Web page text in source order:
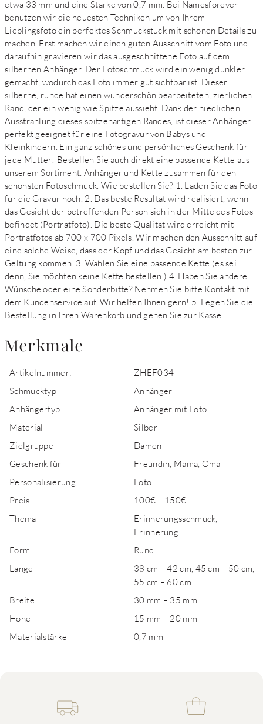
etwa 33 mm und eine Stärke von 0,7 mm. Bei Namesforever
benutzen wir die neuesten Techniken um von Ihrem
Lieblingsfoto ein perfektes Schmuckstück mit schönen Details zu
machen. Erst machen wir einen guten Ausschnitt vom Foto und
daraufhin gravieren wir das ausgeschnittene Foto auf dem
silbernen Anhänger. Der Fotoschmuck wird ein wenig dunkler
gemacht, wodurch das Foto immer gut sichtbar ist. Dieser
silberne, runde hat einen wunderschön bearbeiteten, zierlichen
Rand, der ein wenig wie Spitze aussieht. Dank der niedlichen
Ausstrahlung dieses spitzenartigen Randes, ist dieser Anhänger
perfekt geeignet für eine Fotogravur von Babys und
Kleinkindern. Ein ganz schönes und persönliches Geschenk für
jede Mutter! Bestellen Sie auch direkt eine passende Kette aus
unserem Sortiment. Anhänger und Kette zusammen für den
schönsten Fotoschmuck. Wie bestellen Sie? 1. Laden Sie das Foto
für die Gravur hoch. 2. Das beste Resultat wird realisiert, wenn
das Gesicht der betreffenden Person sich in der Mitte des Fotos
befindet (Porträtfoto). Die beste Qualität wird erreicht mit
Porträtfotos ab 700 x 700 Pixels. Wir machen den Ausschnitt auf
eine solche Weise, dass der Kopf und das Gesicht am besten zur
Geltung kommen. 3. Wählen Sie eine passende Kette (es sei
denn, Sie möchten keine Kette bestellen.) 4. Haben Sie andere
Wünsche oder eine Sonderbitte? Nehmen Sie bitte Kontakt mit
dem Kundenservice auf. Wir helfen Ihnen gern! 5. Legen Sie die
Bestellung in Ihren Warenkorb und gehen Sie zur Kasse.
Merkmale
Artikelnummer:
ZHEF034
Schmucktyp
Anhänger
Anhängertyp
Anhänger mit Foto
Material
Silber
Zielgruppe
Damen
Geschenk für
Freundin, Mama, Oma
Personalisierung
Foto
Preis
100€ – 150€
Thema
Erinnerungsschmuck,
Erinnerung
Form
Rund
Länge
38 cm – 42 cm, 45 cm – 50 cm,
55 cm – 60 cm
Breite
30 mm – 35 mm
Höhe
15 mm – 20 mm
Materialstärke
0,7 mm